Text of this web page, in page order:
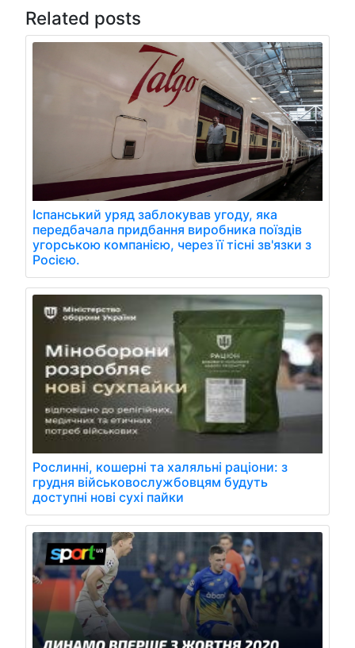
Related posts
Іспанський уряд заблокував угоду, яка
передбачала придбання виробника поїздів
угорською компанією, через її тісні зв'язки з
Росією.
Рослинні, кошерні та халяльні раціони: з
грудня військовослужбовцям будуть
доступні нові сухі пайки